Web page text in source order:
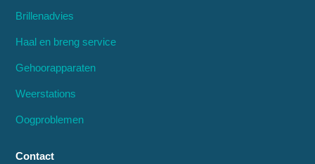
Brillenadvies
Haal en breng service
Gehoorapparaten
Weerstations
Oogproblemen
Contact